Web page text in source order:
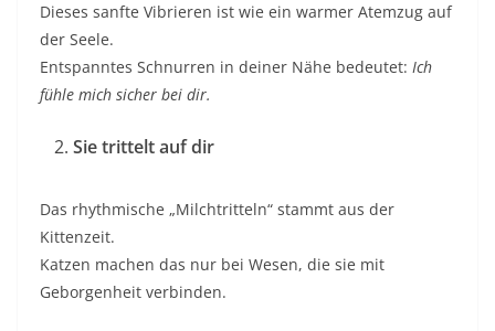
Dieses sanfte Vibrieren ist wie ein warmer Atemzug auf
der Seele.
Entspanntes Schnurren in deiner Nähe bedeutet: Ich
fühle mich sicher bei dir.
Sie trittelt auf dir
Das rhythmische „Milchtritteln“ stammt aus der
Kittenzeit.
Katzen machen das nur bei Wesen, die sie mit
Geborgenheit verbinden.